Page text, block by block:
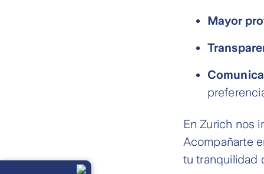
Mayor
En Zurich nos
Acompañarte
tu tranquilidad
Llámanos